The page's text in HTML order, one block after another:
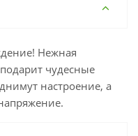
Нежная
чудесные
настроение, а